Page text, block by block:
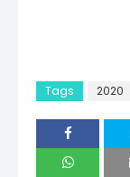
Tags 2020